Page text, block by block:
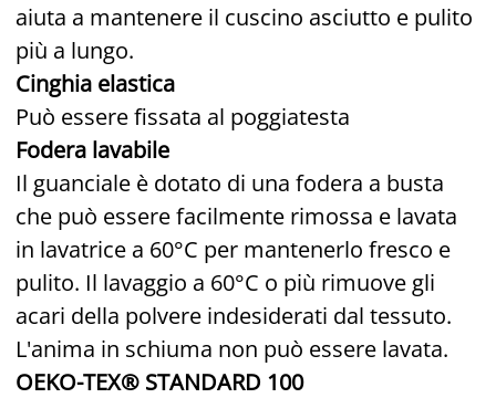
aiuta a mantenere il cuscino asciutto e pulito
più a lungo.
Cinghia elastica
Può essere fissata al poggiatesta
Fodera lavabile
Il guanciale è dotato di una fodera a busta
che può essere facilmente rimossa e lavata
in lavatrice a 60°C per mantenerlo fresco e
pulito. Il lavaggio a 60°C o più rimuove gli
acari della polvere indesiderati dal tessuto.
L'anima in schiuma non può essere lavata.
OEKO-TEX® STANDARD 100